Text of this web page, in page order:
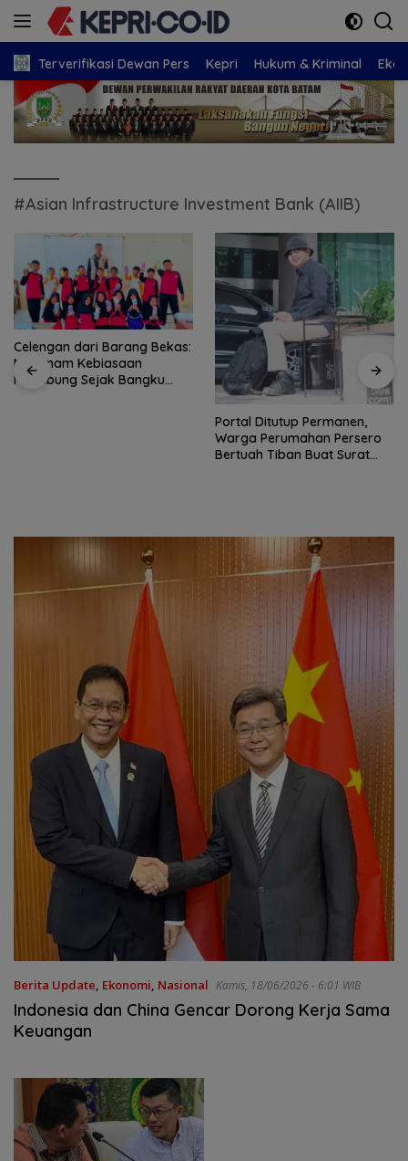
Langsung
Terverifikasi Dewan Pers Kepri Hukum & Kriminal
#Asian Infrastructure Investment Bank (AIIB)
Celengan dari Barang Bekas:
Menanam Kebiasaan
Menabung Sejak Bangku
Portal Ditutup Permanen,
Warga Perumahan Persero
Bertuah Tiban Buat Surat
Berita Update Ekonomi Nasional Kamis, 18/06/2026 - 6:01 WIB
Indonesia dan China Gencar Dorong Kerja Sama
Keuangan